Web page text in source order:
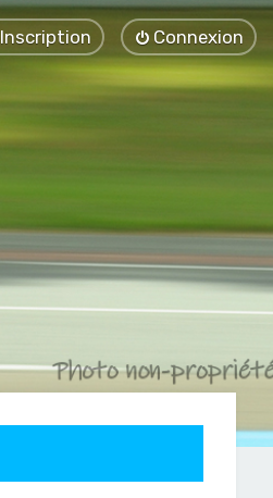
Connexion
Inscription